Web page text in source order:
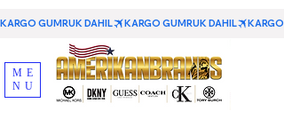
KARGO GUMRUK DAHIL
ME
NU